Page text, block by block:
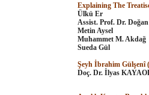
Explaining The
Ülkü Er
Assist. Prof. Dr.
Metin Aysel
Muhammet M. Akdağ
Sueda Gül
Şeyh İbrahim Gülşenî
Doç. Dr. İlyas